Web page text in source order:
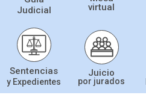
Judicial
virtual
Sentencias
y Expedientes
Juicio
por jurados